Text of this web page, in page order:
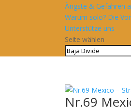
Ängste & Gefahren
Warum solo? Die
Unterstütze uns
Seite wählen
Nr.69